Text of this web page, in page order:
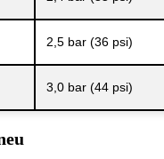
2,5 bar (36 psi)
3,0 bar (44 psi)